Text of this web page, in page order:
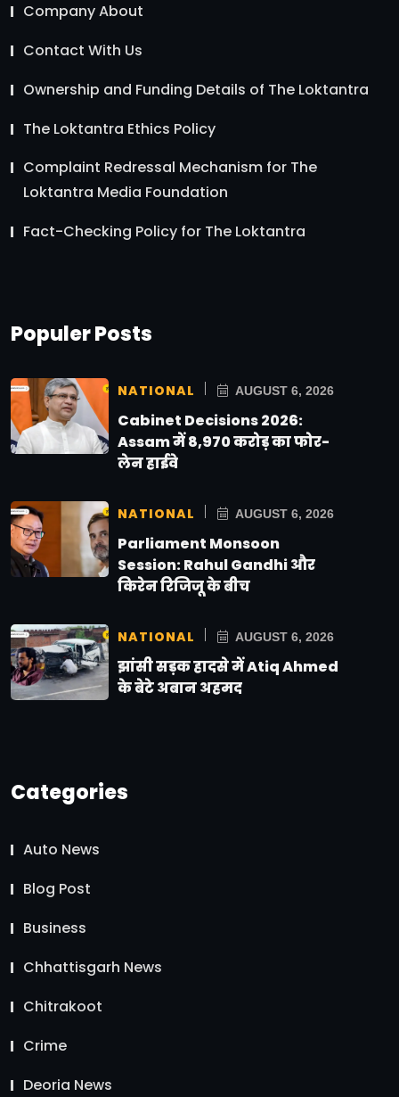
Company About
Contact With Us
Ownership and Funding Details of The Loktantra
The Loktantra Ethics Policy
Complaint Redressal Mechanism for The
Loktantra Media Foundation
Fact-Checking Policy for The Loktantra
Populer Posts
NATIONAL AUGUST 6, 2026
Cabinet Decisions 2026:
Assam में 8,970 करोड़ का फोर-
लेन हाईवे
NATIONAL AUGUST 6, 2026
Parliament Monsoon
Session: Rahul Gandhi और
किरेन रिजिजू के बीच
NATIONAL AUGUST 6, 2026
झांसी सड़क हादसे में Atiq Ahmed
के बेटे अबान अहमद
Categories
Auto News
Blog Post
Business
Chhattisgarh News
Chitrakoot
Crime
Deoria News